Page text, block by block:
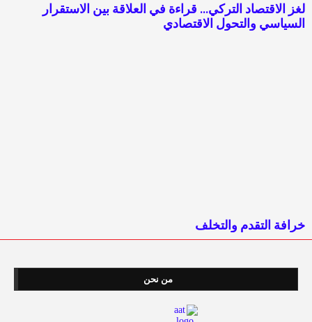
لغز الاقتصاد التركي… قراءة في العلاقة بين الاستقرار
السياسي والتحول الاقتصادي
خرافة التقدم والتخلف
من نحن